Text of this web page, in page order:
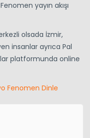
yayın akışı
olsada İzmir,
insanlar ayrıca Pal
platformunda online
Fenomen Dinle